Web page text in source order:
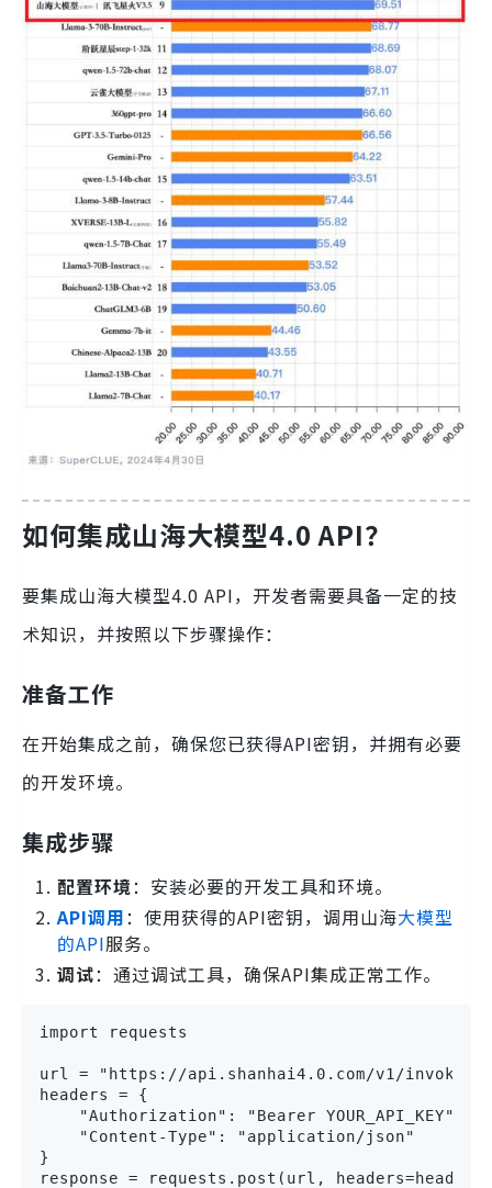
如何集成山海大模型4.0 API？
要集成山海大模型4.0 API，开发者需要具备一定的技
术知识，并按照以下步骤操作：
准备工作
在开始集成之前，确保您已获得API密钥，并拥有必要
的开发环境。
集成步骤
配置环境：安装必要的开发工具和环境。
API调用：使用获得的API密钥，调用山海大模型
的API服务。
调试：通过调试工具，确保API集成正常工作。
import requests
url = "https://api.shanhai4.0.com/v1/invoke"
headers = {
    "Authorization": "Bearer YOUR_API_KEY",
    "Content-Type": "application/json"
}
response = requests.post(url,